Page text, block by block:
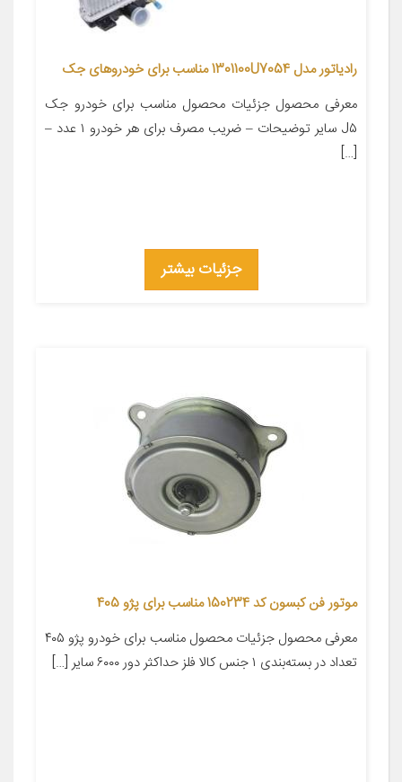
رادیاتور مدل 1301100U7054 مناسب برای خودروهای جک
معرفی محصول جزئیات محصول مناسب برای خودرو جک
J۵ سایر توضیحات – ضریب مصرف برای هر خودرو ۱ عدد –
[…]
جزئیات بیشتر
موتور فن کبسون کد 150234 مناسب برای پژو 405
معرفی محصول جزئیات محصول مناسب برای خودرو پژو ۴۰۵
تعداد در بسته‌بندی ۱ جنس کالا فلز حداکثر دور ۶۰۰۰ سایر […]